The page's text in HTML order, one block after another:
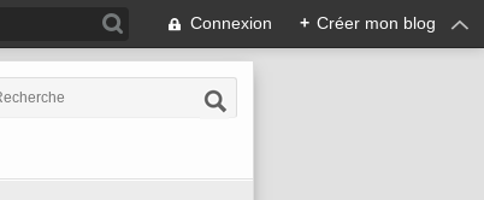
Connexion + Créer mon blog